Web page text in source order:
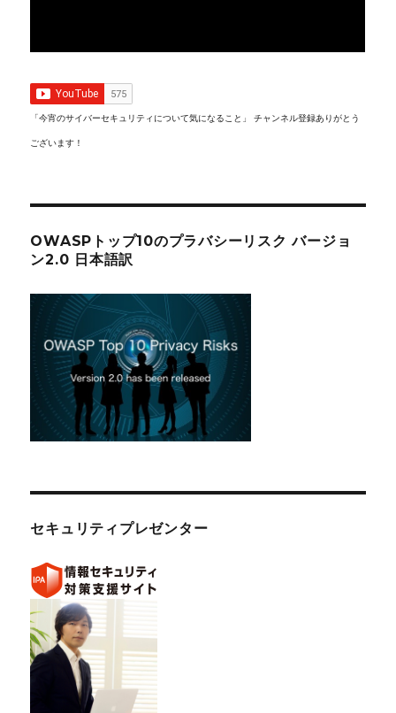
「今宵のサイバーセキュリティについて気になること」 チャンネル登録ありがとう
ございます！
OWASPトップ10のプラバシーリスク バージョ
ン2.0 日本語訳
セキュリティプレゼンター